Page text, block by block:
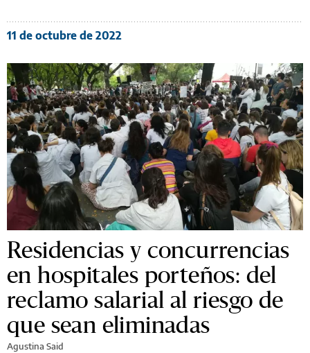
11 de octubre de 2022
Residencias y concurrencias
en hospitales porteños: del
reclamo salarial al riesgo de
que sean eliminadas
Agustina Said